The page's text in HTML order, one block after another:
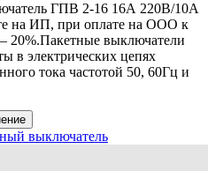
ГПВ 2-16 16А 220В/10А
на ИП, при оплате на ООО к
20%.Пакетные выключатели
в электрических цепях
тока частотой 50, 60Гц и
выключатель